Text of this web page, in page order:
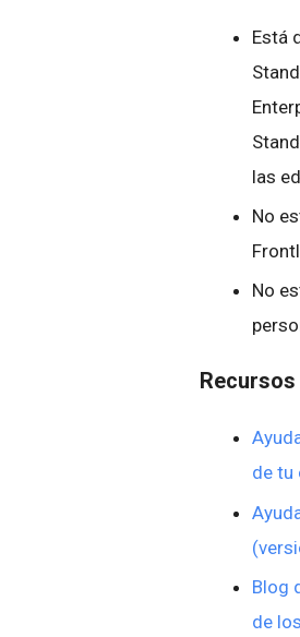
Está
las
No
No
Recursos
de tu
Blog
de